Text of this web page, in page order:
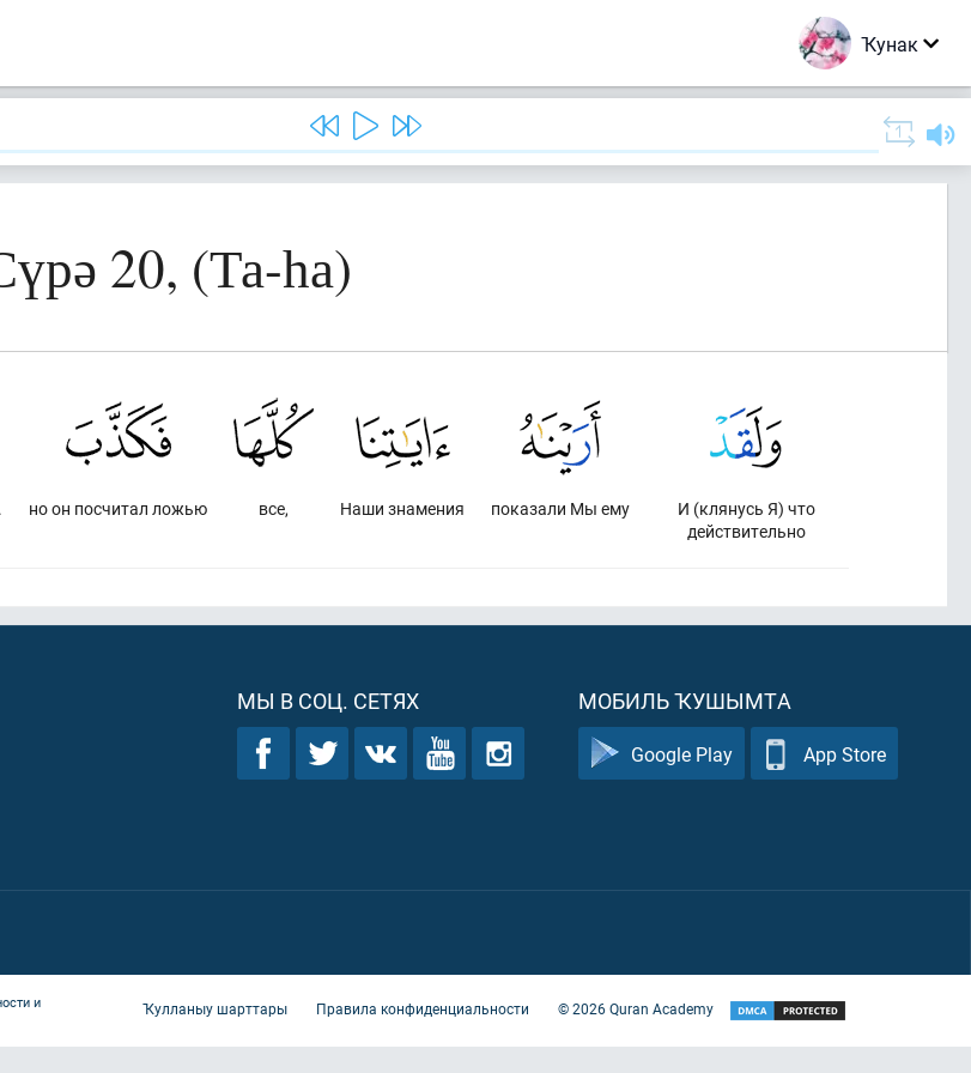
Ҡунак
20, (Та-һа)
И (клянусь Я) что
действительно
показали Мы ему
Наши знамения
все,
но он посчитал ложью
МЫ В СОЦ. СЕТЯХ МОБИЛЬ ҠУШЫМТА
Google Play App Store
и
Ҡулланыу шарттары Правила конфиденциальности ©2026Quran Academy